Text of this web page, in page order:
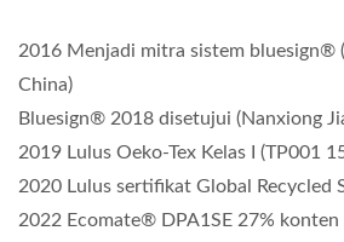
2016 Menjadi mitra sistem bluesign®
China)
Bluesign® 2018 disetujui (Nanxiong
2019 Lulus Oeko-Tex Kelas I (TP001
2020 Lulus sertifikat Global Recycled
2022 Ecomate® DPA1SE 27% konten